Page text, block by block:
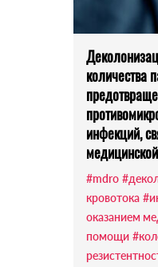
количества
инфекций,
#mdro
кровотока
оказанием
помощи